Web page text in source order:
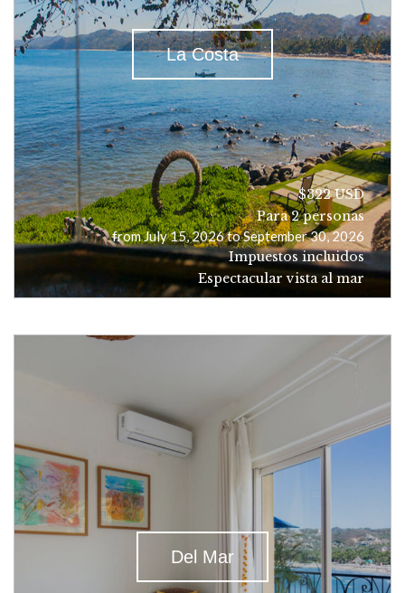
$322 USD
Para 2 personas
from July 15, 2026 to September 30, 2026
Impuestos incluidos
Espectacular vista al mar
La Costa
Del Mar